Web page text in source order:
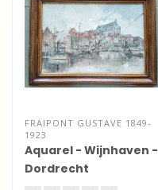
FRAIPONT GUSTAVE 1849-
1923
Aquarel - Wijnhaven -
Dordrecht